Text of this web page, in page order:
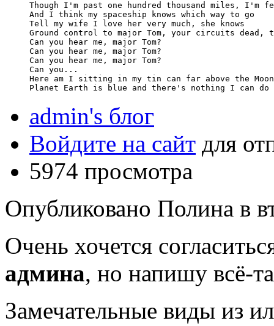
Though I'm past one hundred thousand miles,
And I think my spaceship knows which way to go
Tell my wife I love her very much, she knows
Ground control to major Tom, your circuits dead,
Can you hear me, major Tom?
Can you hear me, major Tom?
Can you hear me, major Tom?
Can you...
Here am I sitting in my tin can far above the Moon
admin's блог
Войдите на сайт для
5974 просмотра
Опубликовано Полина в
Очень хочется
админа, но напишу всё-
Замечательные виды из